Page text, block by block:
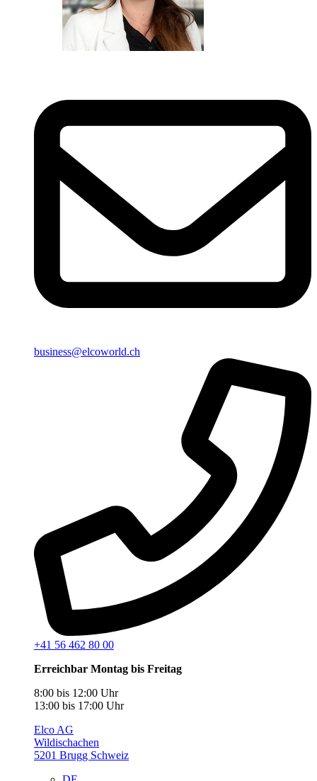
business@elcoworld.ch
+41 56 462 80 00
Erreichbar Montag bis Freitag
8:00 bis 12:00 Uhr
13:00 bis 17:00 Uhr
Elco AG
Wildischachen
5201 Brugg Schweiz